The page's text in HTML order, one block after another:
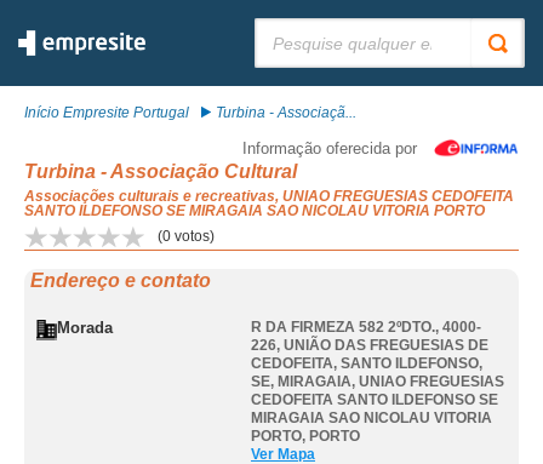
Início Empresite Portugal Turbina - Associaçã...
Informação oferecida por
Turbina - Associação Cultural
Associações culturais e recreativas, UNIAO FREGUESIAS CEDOFEITA
SANTO ILDEFONSO SE MIRAGAIA SAO NICOLAU VITORIA PORTO
(0 votos)
Endereço e contato
Morada
R DA FIRMEZA 582 2ºDTO., 4000-
226, UNIÃO DAS FREGUESIAS DE
CEDOFEITA, SANTO ILDEFONSO,
SE, MIRAGAIA, UNIAO FREGUESIAS
CEDOFEITA SANTO ILDEFONSO SE
MIRAGAIA SAO NICOLAU VITORIA
PORTO, PORTO
Ver Mapa